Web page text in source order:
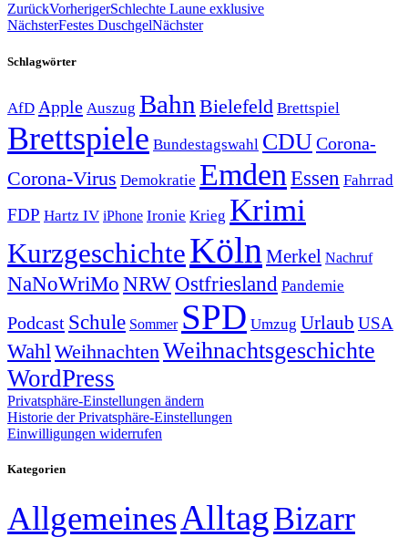
ZurückVorherigerSchlechte Laune exklusive
NächsterFestes DuschgelNächster
Schlagwörter
AfD Apple Auszug Bahn Bielefeld Brettspiel
Brettspiele Bundestagswahl CDUCorona-
Corona-Virus Demokratie Emden Essen Fahrrad
FDP Hartz IV iPhone Ironie Krieg Krimi
KurzgeschichteKöln Merkel Nachruf
NaNoWriMo NRWOstfriesland Pandemie
Podcast Schule Sommer SPD Umzug Urlaub USA
Wahl Weihnachten Weihnachtsgeschichte
WordPress
Privatsphäre-Einstellungen ändern
Historie der Privatsphäre-Einstellungen
Einwilligungen widerrufen
Kategorien
AllgemeinesAlltagBizarr